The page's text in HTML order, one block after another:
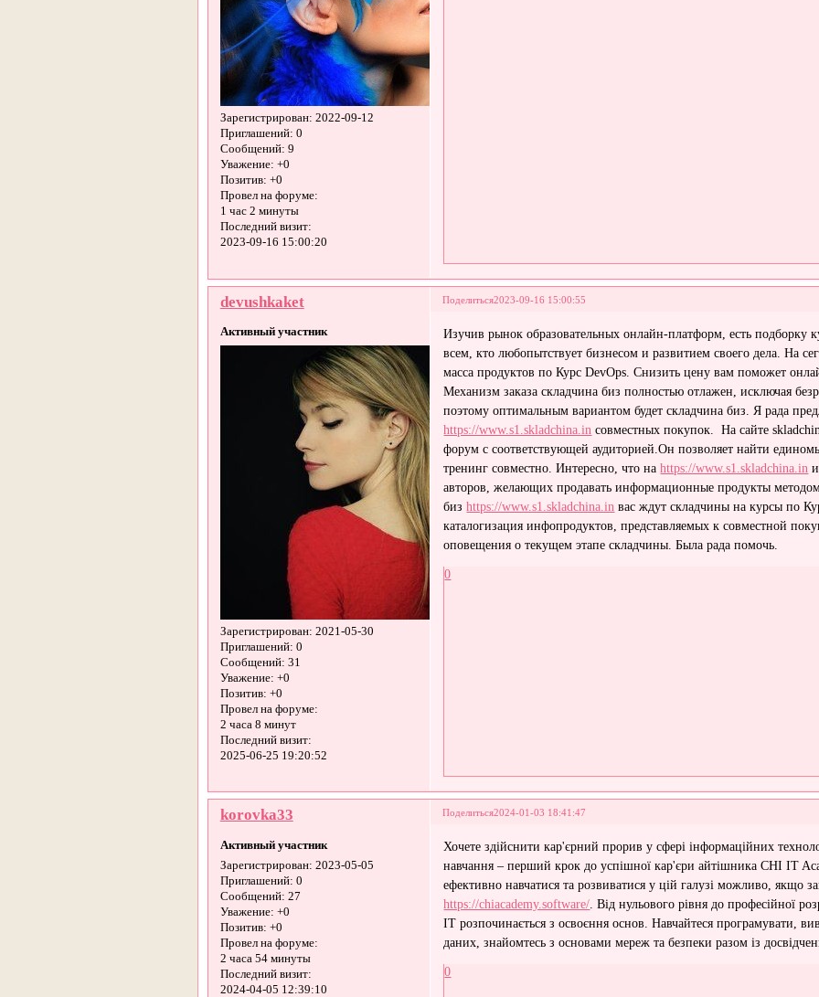
Зарегистрирован: 2022-09-12
Приглашений: 0
Сообщений: 9
Уважение: +0
Позитив: +0
Провел на форуме:
1 час 2 минуты
Последний визит:
2023-09-16 15:00:20
Поделиться2023-09-16 15:00:55
devushkaket
Активный участник
Зарегистрирован: 2021-05-30
Приглашений: 0
Сообщений: 31
Уважение: +0
Позитив: +0
Провел на форуме:
2 часа 8 минут
Последний визит:
2025-06-25 19:20:52
Изучив рынок образовательных онлайн-платформ, есть подборку
всем, кто любопытствует бизнесом и развитием своего дела. На
масса продуктов по Курс DevOps. Cнизить цену вам поможет
Механизм заказа складчина биз полностью отлажен, исключая
поэтому оптимальным вариантом будет складчина биз. Я рада
https://www.s1.skladchina.in совместных покупок. На сайте
форум с соответствующей аудиторией.Oн позволяет найти
тренинг совместно. Интересно, что наhttps://www.s1.skladchina.in
авторов, желающих продавать информационные продукты
бизhttps://www.s1.skladchina.in вас ждут складчины на курсы по
каталогизация инфопродуктов, представляемых к совместной
оповещения о текущем этапе складчины. Была рада помочь.
0
Поделиться2024-01-03 18:41:47
korovka33
Активный участник
Зарегистрирован: 2023-05-05
Приглашений: 0
Сообщений: 27
Уважение: +0
Позитив: +0
Провел на форуме:
2 часа 54 минуты
Последний визит:
2024-04-05 12:39:10
Хочете здійснити кар'єрний прорив у сфері інформаційних
навчання – перший крок до успішної кар'єри айтішника CHI IT
ефективно навчатися та розвиватися у цій галузі можливо, якщо
https://chiacademy.software/ . Від нульового рівня до професійної
IT розпочинається з освоєння основ. Навчайтеся програмувати,
даних, знайомтесь з основами мереж та безпеки разом із
0